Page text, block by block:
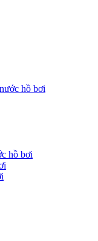
hồ bơi
hồ bơi